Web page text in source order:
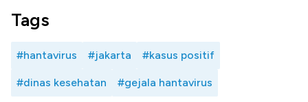
Tags
#hantavirus #jakarta #kasus positif
#dinas kesehatan #gejala hantavirus